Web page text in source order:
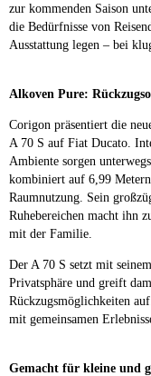
zur kommenden Saison
die Bedürfnisse von
Ausstattung legen – bei
Alkoven Pure:
Corigon präsentiert die
A 70 S auf Fiat Ducato.
Ambiente sorgen
kombiniert auf 6,99
Raumnutzung. Sein
Ruhebereichen macht ihn
mit der Familie.
Der A 70 S setzt mit
Privatsphäre und greift
Rückzugsmöglichkeiten
mit gemeinsamen
Gemacht für kleine und